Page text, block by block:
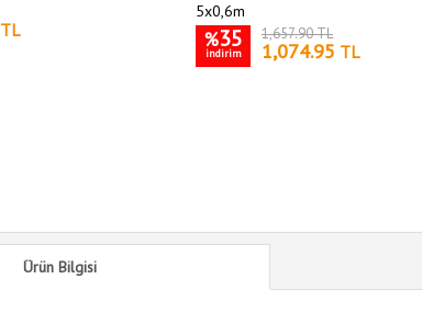
TL
5x0,6m
%35
indirim
1,657.90 TL
1,074.95 TL
Ürün Bilgisi